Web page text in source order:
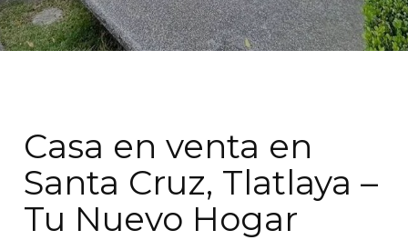
Casa en venta en
Santa Cruz, Tlatlaya –
Tu Nuevo Hogar